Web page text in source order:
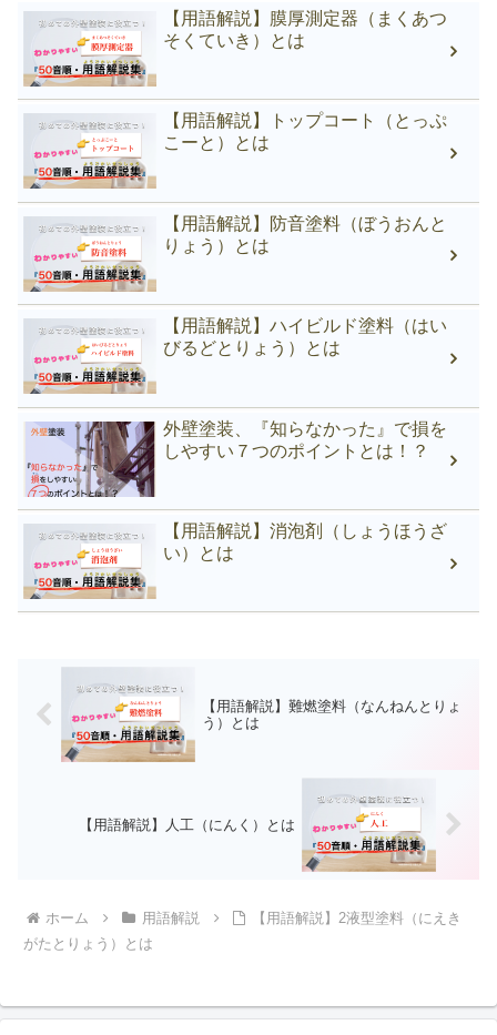
【用語解説】膜厚測定器（まくあつ
そくていき）とは
【用語解説】トップコート（とっぷ
こーと）とは
【用語解説】防音塗料（ぼうおんと
りょう）とは
【用語解説】ハイビルド塗料（はい
びるどとりょう）とは
外壁塗装、『知らなかった』で損を
しやすい７つのポイントとは！？
【用語解説】消泡剤（しょうほうざ
い）とは
【用語解説】難燃塗料（なんねんとりょ
う）とは
【用語解説】人工（にんく）とは
ホーム 用語解説
【用語解説】2液型塗料（にえき
がたとりょう）とは